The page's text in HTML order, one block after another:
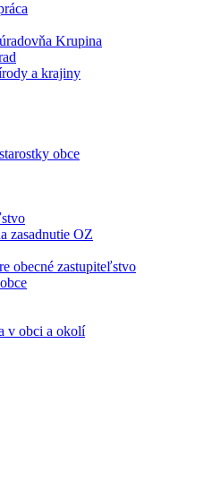
Krupina
a krajiny
obce
zasadnutie OZ
obecné zastupiteľstvo
v obci a okolí